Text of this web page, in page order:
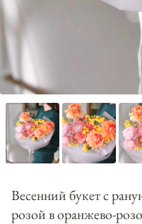
Весенний букет с
розой в оранжево-